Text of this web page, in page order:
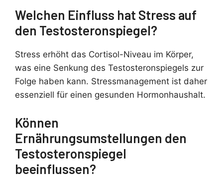
Welchen Einfluss hat Stress auf
den Testosteronspiegel?
Stress erhöht das Cortisol-Niveau im Körper,
was eine Senkung des Testosteronspiegels zur
Folge haben kann. Stressmanagement ist daher
essenziell für einen gesunden Hormonhaushalt.
Können
Ernährungsumstellungen den
Testosteronspiegel
beeinflussen?